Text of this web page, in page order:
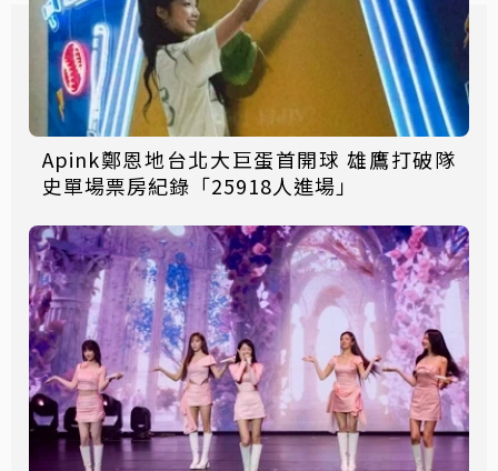
Apink鄭恩地台北大巨蛋首開球 雄鷹打破隊
史單場票房紀錄「25918人進場」